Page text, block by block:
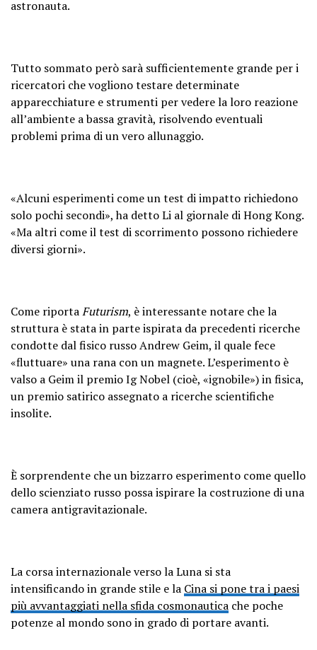
astronauta.
Tutto sommato però sarà sufficientemente grande per i
ricercatori che vogliono testare determinate
apparecchiature e strumenti per vedere la loro reazione
all’ambiente a bassa gravità, risolvendo eventuali
problemi prima di un vero allunaggio.
«Alcuni esperimenti come un test di impatto richiedono
solo pochi secondi», ha detto Li al giornale di Hong Kong.
«Ma altri come il test di scorrimento possono richiedere
diversi giorni».
Come riportaFuturism, è interessante notare che la
struttura è stata in parte ispirata da precedenti ricerche
condotte dal fisico russo Andrew Geim, il quale fece
«fluttuare» una rana con un magnete. L’esperimento è
valso a Geim il premio Ig Nobel (cioè, «ignobile») in fisica,
un premio satirico assegnato a ricerche scientifiche
insolite.
È sorprendente che un bizzarro esperimento come quello
dello scienziato russo possa ispirare la costruzione di una
camera antigravitazionale.
La corsa internazionale verso la Luna si sta
intensificando in grande stile e la Cina si pone tra i paesi
più avvantaggiati nella sfida cosmonautica che poche
potenze al mondo sono in grado di portare avanti.